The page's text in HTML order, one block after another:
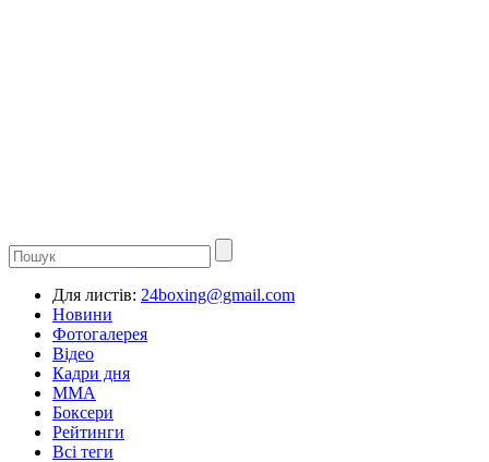
Для листів: 24boxing@gmail.com
Новини
Фотогалерея
Відео
Кадри дня
ММА
Боксери
Рейтинги
Всі теги